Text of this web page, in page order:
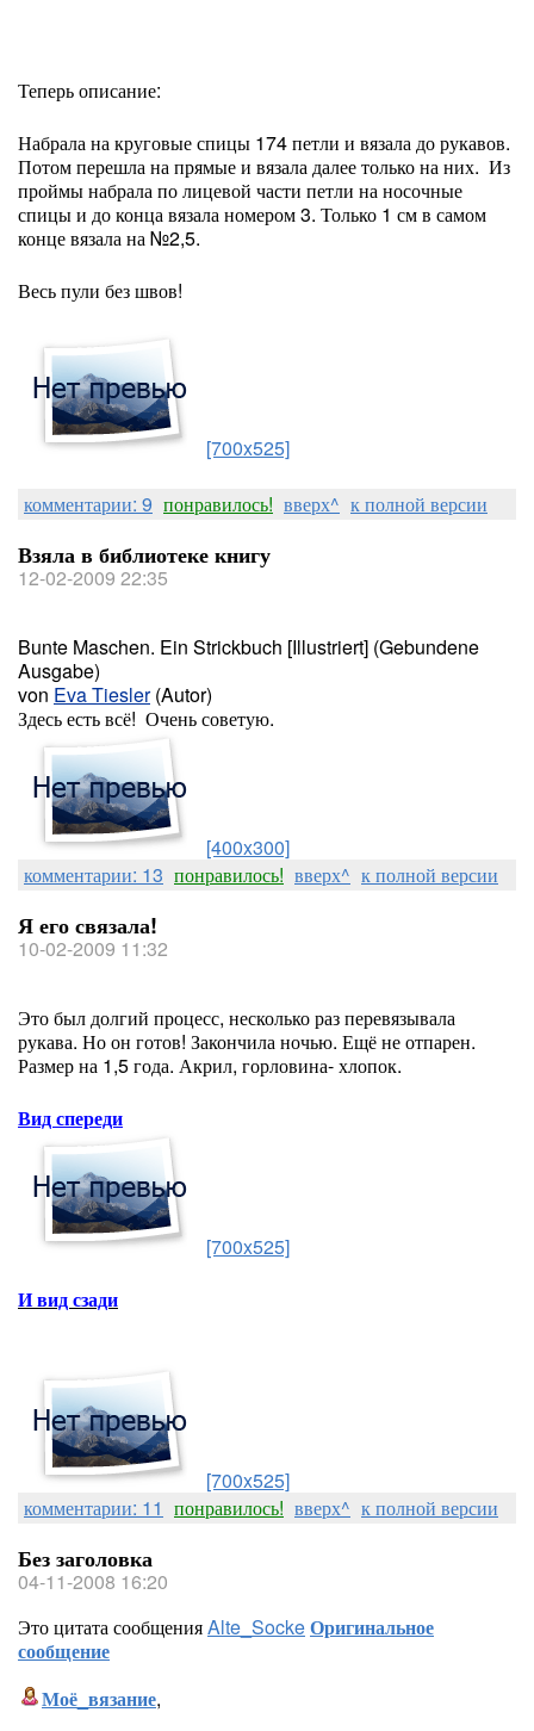
Теперь описание:
Набрала на круговые спицы 174 петли и вязала до рукавов.
Потом перешла на прямые и вязала далее только на них. Из
проймы набрала по лицевой части петли на носочные
спицы и до конца вязала номером 3. Только 1 см в самом
конце вязала на №2,5.
Весь пули без швов!
[700x525]
комментарии: 9 понравилось! вверх^ к полной версии
Взяла в библиотеке книгу
12-02-2009 22:35
Bunte Maschen. Ein Strickbuch [Illustriert] (Gebundene
Ausgabe)
von Eva Tiesler(Autor)
Здесь есть всё! Очень советую.
[400x300]
комментарии: 13 понравилось! вверх^ к полной версии
Я его связала!
10-02-2009 11:32
Это был долгий процесс, несколько раз перевязывала
рукава. Но он готов! Закончила ночью. Ещё не отпарен.
Размер на 1,5 года. Акрил, горловина- хлопок.
Вид спереди
[700x525]
И вид сзади
[700x525]
комментарии: 11 понравилось! вверх^ к полной версии
Без заголовка
04-11-2008 16:20
Это цитата сообщенияAlte_SockeОригинальное
сообщение
Моё_вязание,